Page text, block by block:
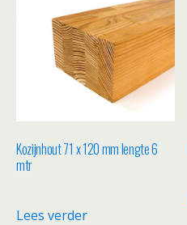
Kozijnhout 71 x 120 mm lengte 6
mtr
Lees verder